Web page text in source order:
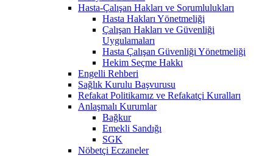
Hasta-Çalışan Hakları ve Sorumlulukları
Hasta Hakları Yönetmeliği
Çalışan Hakları ve Güvenliği
Uygulamaları
Hasta Çalışan Güvenliği Yönetmeliği
Hekim Seçme Hakkı
Engelli Rehberi
Sağlık Kurulu Başvurusu
Refakat Politikamız ve Refakatçi Kuralları
Anlaşmalı Kurumlar
Bağkur
Emekli Sandığı
SGK
Nöbetçi Eczaneler